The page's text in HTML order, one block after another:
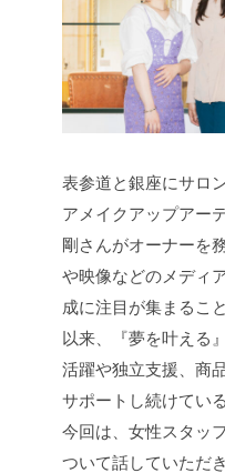
表参道と銀座にサロ
アメイクアップアー
剛さんがオーナーを
や映像などのメディ
成に注目が集まるこ
以来、『夢を叶える
活躍や独立支援、商
サポートし続けてい
今回は、女性スタッ
ついて話していただ